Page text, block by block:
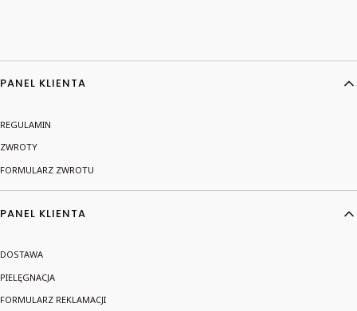
Linki w stopce
PANEL KLIENTA
REGULAMIN
ZWROTY
FORMULARZ ZWROTU
PANEL KLIENTA
DOSTAWA
PIELĘGNACJA
FORMULARZ REKLAMACJI